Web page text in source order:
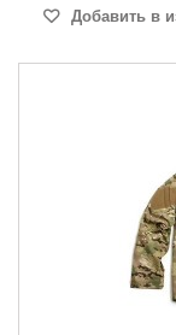
Добавить в